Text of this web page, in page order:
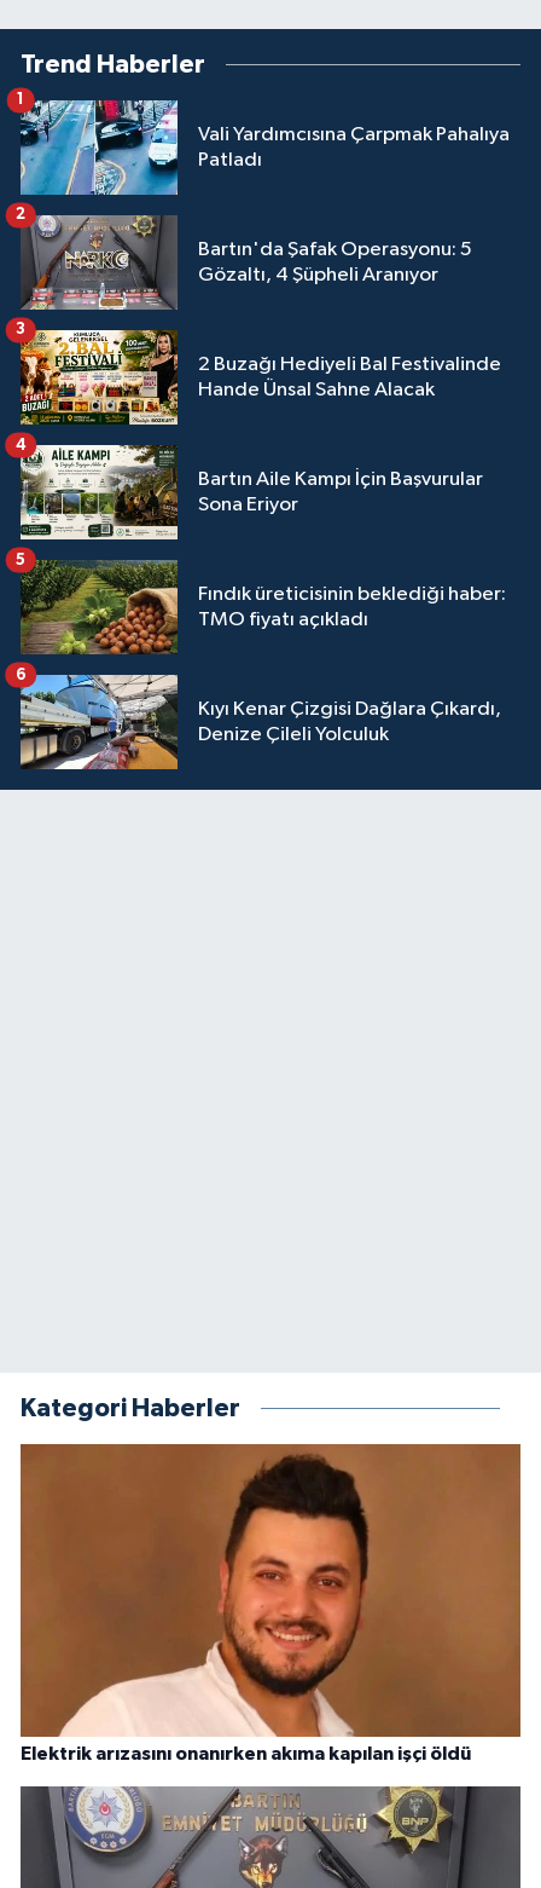
Trend Haberler
Vali Yardımcısına Çarpmak Pahalıya
Patladı
1
Bartın'da Şafak Operasyonu: 5
Gözaltı, 4 Şüpheli Aranıyor
2
2 Buzağı Hediyeli Bal Festivalinde
Hande Ünsal Sahne Alacak
3
Bartın Aile Kampı İçin Başvurular
Sona Eriyor
4
Fındık üreticisinin beklediği haber:
TMO fiyatı açıkladı
5
Kıyı Kenar Çizgisi Dağlara Çıkardı,
Denize Çileli Yolculuk
6
Kategori Haberler
Elektrik arızasını onanırken akıma kapılan işçi öldü